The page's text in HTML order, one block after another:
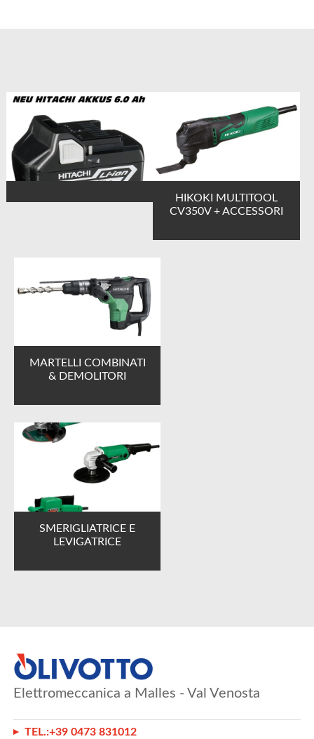
HIKOKI MULTITOOL
CV350V + ACCESSORI
MARTELLI COMBINATI
& DEMOLITORI
SMERIGLIATRICE E
LEVIGATRICE
Elettromeccanica a Malles - Val Venosta
TEL.:+39 0473 831012